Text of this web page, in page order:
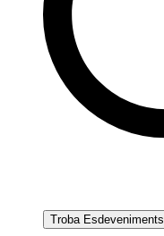
Troba Esdeveniments